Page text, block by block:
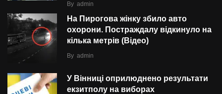
By admin
На Пирогова жінку збило авто
охорони. Постраждалу відкинуло на
кілька метрів (Відео)
By admin
У Вінниці оприлюднено результати
екзитполу на виборах